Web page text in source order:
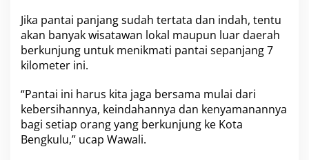
g
B
e
u
l
u
Jika pantai panjang sudah tertata dan indah, tentu
akan banyak wisatawan lokal maupun luar daerah
berkunjung untuk menikmati pantai sepanjang 7
kilometer ini.
“Pantai ini harus kita jaga bersama mulai dari
kebersihannya, keindahannya dan kenyamanannya
bagi setiap orang yang berkunjung ke Kota
Bengkulu,” ucap Wawali.